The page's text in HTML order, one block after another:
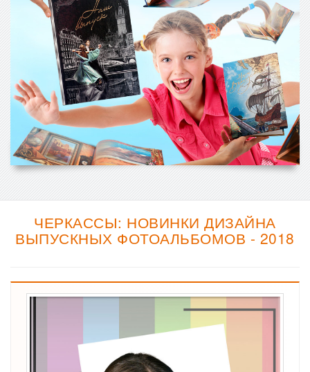
ЧЕРКАССЫ: НОВИНКИ ДИЗАЙНА
ВЫПУСКНЫХ ФОТОАЛЬБОМОВ - 2018